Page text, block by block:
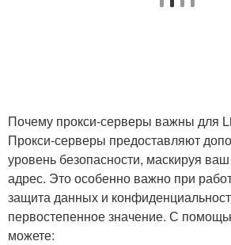
Почему прокси-серверы важны для
Прокси-серверы предоставляют
уровень безопасности, маскируя
адрес. Это особенно важно при
защита данных и
первостепенное значение. С
можете: